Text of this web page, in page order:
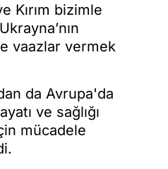
Kırım bizimle
vaazlar vermek
da Avrupa'da
ve sağlığı
mücadele